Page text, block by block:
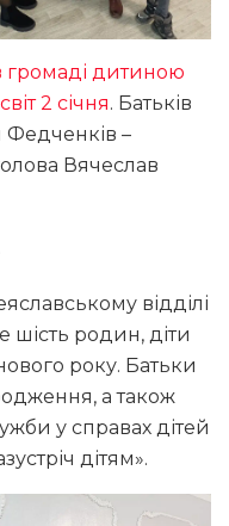
громаді дитиною
2 січня. Батьків
Федченків –
Вячеслав
відділі
родин, діти
року. Батьки
а також
у справах дітей
дітям».